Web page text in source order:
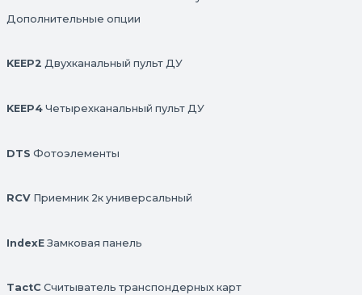
Дополнительные опции
KEEP2 Двухканальный пульт ДУ
KEEP4 Четырехканальный пульт ДУ
DTS Фотоэлементы
RCV Приемник 2к универсальный
IndexE Замковая панель
TactC Считыватель транспондерных карт